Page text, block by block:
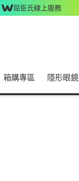
屈臣氏線上服務
箱購專區 隱形眼鏡